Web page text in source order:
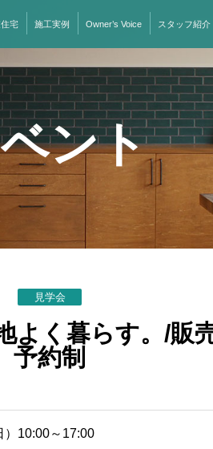
宅 施工実例 Owner’s Voice スタッフ紹介
ント
見学会
よく暮らす。/
予約制
）10:00～17:00